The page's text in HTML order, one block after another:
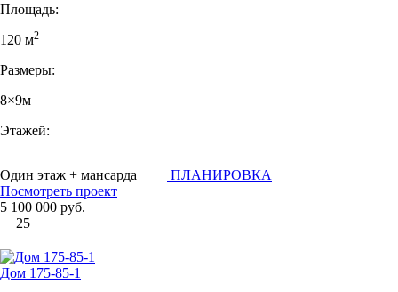
Площадь:
120 м2
Размеры:
8×9м
Этажей:
Один этаж + мансарда
ПЛАНИРОВКА
Посмотреть проект
5 100 000 руб.
25
Дом 175-85-1